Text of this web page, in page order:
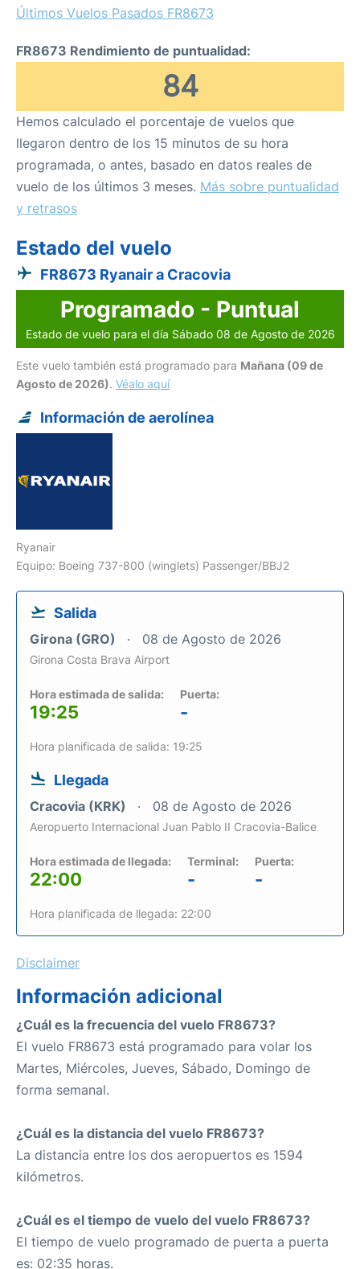
Últimos Vuelos Pasados FR8673
FR8673 Rendimiento de puntualidad:
84
Hemos calculado el porcentaje de vuelos que
llegaron dentro de los 15 minutos de su hora
programada, o antes, basado en datos reales de
vuelo de los últimos 3 meses. Más sobre puntualidad
y retrasos
Estado del vuelo
FR8673 Ryanair a Cracovia
Programado - Puntual
Estado de vuelo para el día Sábado 08 de Agosto de 2026
Este vuelo también está programado para Mañana (09 de
Agosto de 2026). Véalo aquí
Información de aerolínea
Ryanair
Equipo: Boeing 737-800 (winglets) Passenger/BBJ2
Salida
Girona (GRO) 08 de Agosto de 2026
Girona Costa Brava Airport
Hora estimada de salida:
19:25
Puerta:
-
Hora planificada de salida: 19:25
Llegada
Cracovia (KRK) 08 de Agosto de 2026
Aeropuerto Internacional Juan Pablo II Cracovia-Balice
Hora estimada de llegada:
22:00
Terminal:
-
Puerta:
-
Hora planificada de llegada: 22:00
Disclaimer
Información adicional
¿Cuál es la frecuencia del vuelo FR8673?
El vuelo FR8673 está programado para volar los
Martes, Miércoles, Jueves, Sábado, Domingo de
forma semanal.
¿Cuál es la distancia del vuelo FR8673?
La distancia entre los dos aeropuertos es 1594
kilómetros.
¿Cuál es el tiempo de vuelo del vuelo FR8673?
El tiempo de vuelo programado de puerta a puerta
es: 02:35 horas.